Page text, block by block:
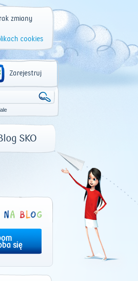
zmiany
cookies
Zarejestruj
SKO
się